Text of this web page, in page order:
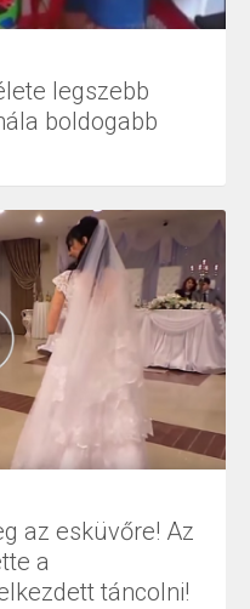
legszebb
boldogabb
az esküvőre! Az
a
táncolni!